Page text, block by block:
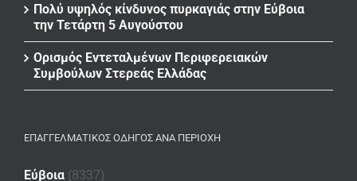
Πολύ υψηλός κίνδυνος πυρκαγιάς στην Εύβοια
την Τετάρτη 5 Αυγούστου
Ορισμός Εντεταλμένων Περιφερειακών
Συμβούλων Στερεάς Ελλάδας
ΕΠΑΓΓΕΛΜΑΤΙΚΌΣ ΟΔΗΓΌΣ ΑΝΆ ΠΕΡΙΟΧΉ
Εύβοια (8337)